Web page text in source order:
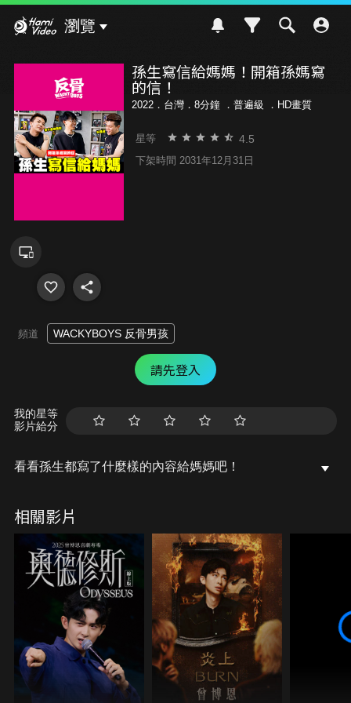
瀏覽
孫生寫信給媽媽！開箱孫媽寫
的信！
2022．台灣．8分鐘 ． 普遍級 ．HD畫質
星等 4.5
下架時間 2031年12月31日
頻道 WACKYBOYS 反骨男孩
請先登入
我的星等
影片給分
看看孫生都寫了什麼樣的內容給媽媽吧！
相關影片